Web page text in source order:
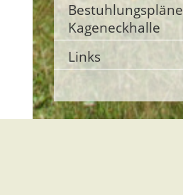
Bestuhlungspläne
Kageneckhalle
Links